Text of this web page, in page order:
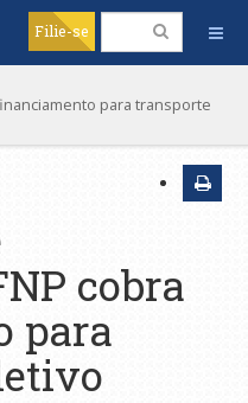
Filie-se
para transporte
cobra
para